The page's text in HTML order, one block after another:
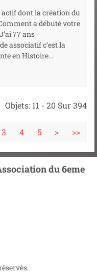
actif dont la création du
a débuté votre
77 ans
associatif c’est la
en Histoire...
Objets: 11 - 20 Sur 394
3 4 5 > >>
du 6eme